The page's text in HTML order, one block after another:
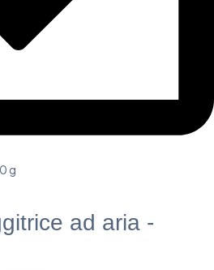
g
ad aria -